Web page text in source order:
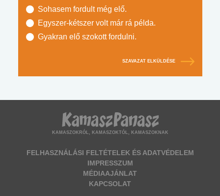
Sohasem fordult még elő.
Egyszer-kétszer volt már rá példa.
Gyakran elő szokott fordulni.
SZAVAZAT ELKÜLDÉSE
KAMASZOKRÓL, KAMASZOKTÓL, KAMASZOKNAK
FELHASZNÁLÁSI FELTÉTELEK ÉS ADATVÉDELEM
IMPRESSZUM
MÉDIAAJÁNLAT
KAPCSOLAT